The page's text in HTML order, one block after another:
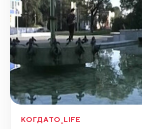
КОГДАТО_LIFE